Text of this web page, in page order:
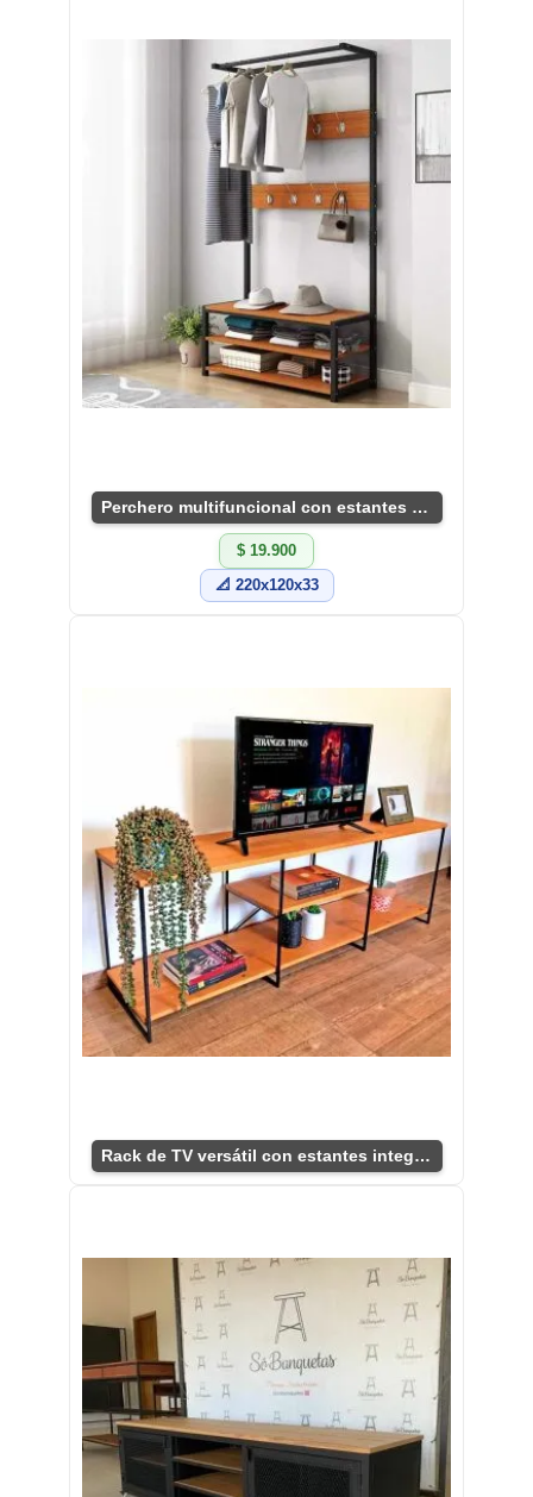
Perchero multifuncional con estantes útiles
$ 19.900
📐 220x120x33
Rack de TV versátil con estantes integrados